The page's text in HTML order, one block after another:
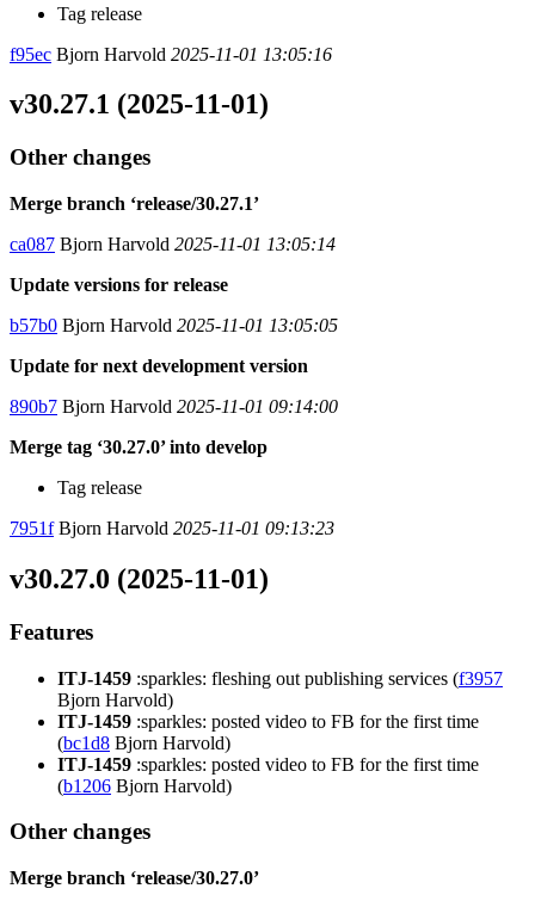
Tag release
f95ec Bjorn Harvold 2025-11-01 13:05:16
v30.27.1 (2025-11-01)
Other changes
Merge branch ‘release/30.27.1’
ca087 Bjorn Harvold 2025-11-01 13:05:14
Update versions for release
b57b0 Bjorn Harvold 2025-11-01 13:05:05
Update for next development version
890b7 Bjorn Harvold 2025-11-01 09:14:00
Merge tag ‘30.27.0’ into develop
Tag release
7951fBjorn Harvold 2025-11-01 09:13:23
v30.27.0 (2025-11-01)
Features
ITJ-1459 :sparkles: fleshing out publishing services (f3957
Bjorn Harvold)
ITJ-1459 :sparkles: posted video to FB for the first time
(bc1d8 Bjorn Harvold)
ITJ-1459 :sparkles: posted video to FB for the first time
(b1206 Bjorn Harvold)
Other changes
Merge branch ‘release/30.27.0’